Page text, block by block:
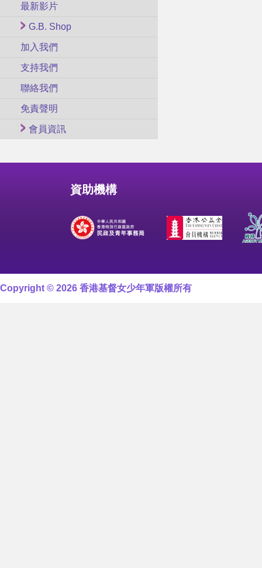
最新影片
G.B. Shop
加入我們
支持我們
聯絡我們
免責聲明
會員資訊
資助機構
Copyright © 2026 香港基督女少年軍版權所有